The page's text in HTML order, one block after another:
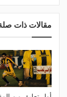
مقالات ذات